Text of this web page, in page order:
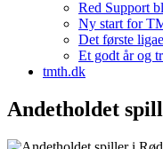
Red Support
Ny start for
Det første
Et godt år og
tmth.dk
Andetholdet